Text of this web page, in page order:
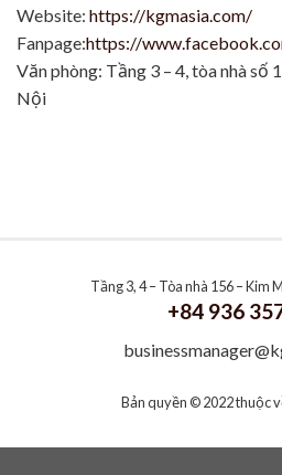
Website: https://kgmasia.com/
Fanpage:https://
Văn phòng: Tầng 3 – 4, tòa nhà số
Nội
Tầng 3, 4 – Tòa nhà 156 – Kim
+84 936
Bản quyền © 2022 thuộc